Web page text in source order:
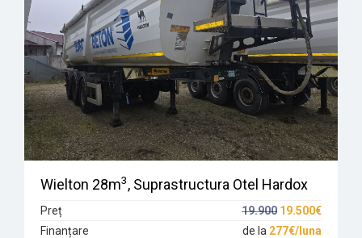
Wielton 28m3, Suprastructura Otel Hardox
Preț 19.900 19.500€
Finanțare
de la 277€/luna